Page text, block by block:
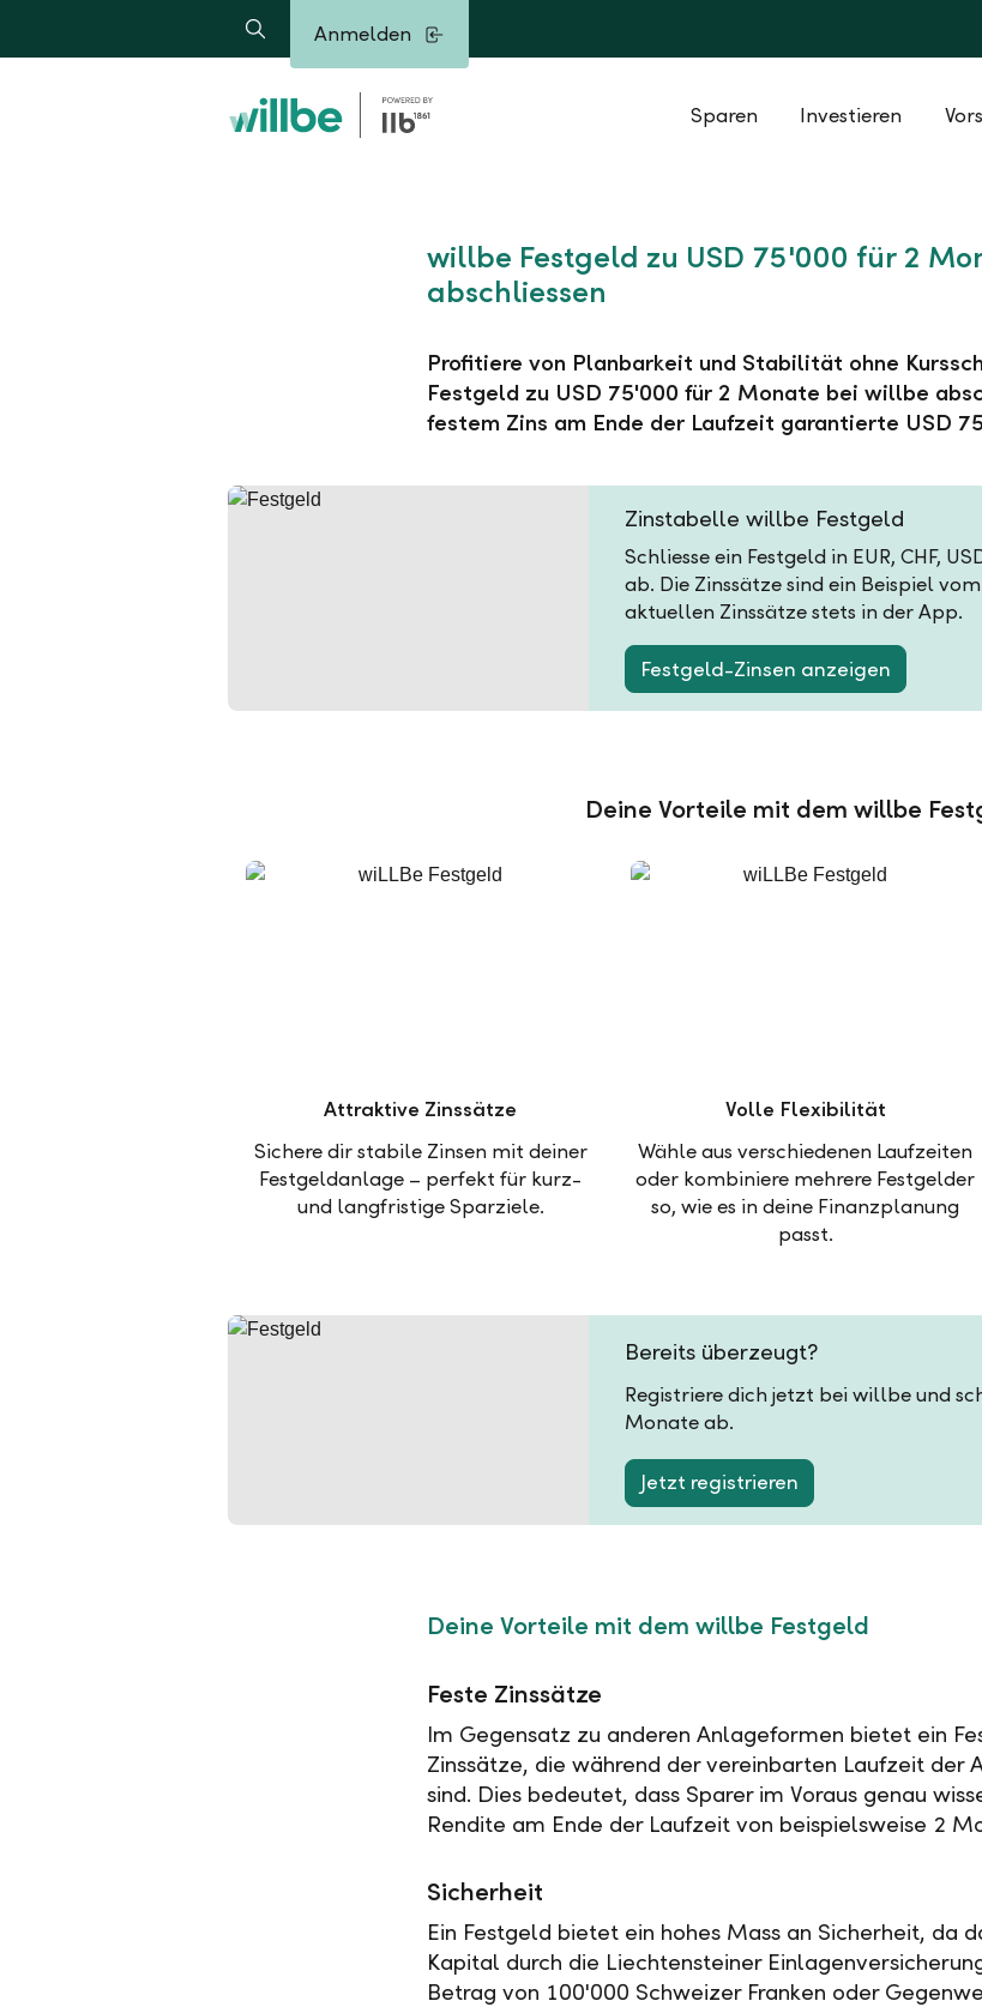
Suche Anmelden
Sparen Investieren
willbe Festgeld zu USD 75'000 für 2
abschliessen
Profitiere von Planbarkeit und Stabilität ohne
Festgeld zu USD 75'000 für 2 Monate bei willbe
festem Zins am Ende der Laufzeit garantierte USD
Zinstabelle willbe Festgeld
Schliesse ein Festgeld in EUR, CHF,
ab. Die Zinssätze sind ein Beispiel
aktuellen Zinssätze stets in der App.
Festgeld-Zinsen anzeigen
Deine Vorteile mit dem willbe
Attraktive Zinssätze
Sichere dir stabile Zinsen mit deiner
Festgeldanlage – perfekt für kurz-
und langfristige Sparziele.
Volle Flexibilität
Wähle aus verschiedenen Laufzeiten
oder kombiniere mehrere Festgelder
so, wie es in deine Finanzplanung
passt.
Bereits überzeugt?
Registriere dich jetzt bei willbe und
Monate ab.
Jetzt registrieren
Deine Vorteile mit dem willbe Festgeld
Feste Zinssätze
Im Gegensatz zu anderen Anlageformen bietet ein
Zinssätze, die während der vereinbarten Laufzeit der
sind. Dies bedeutet, dass Sparer im Voraus genau
Rendite am Ende der Laufzeit von beispielsweise 2
Sicherheit
Ein Festgeld bietet ein hohes Mass an Sicherheit, da
Kapital durch die Liechtensteiner
Betrag von 100'000 Schweizer Franken oder